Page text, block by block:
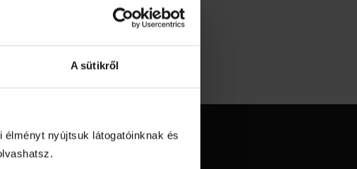
A sütikről
élményt nyújtsuk látogatóinknak és